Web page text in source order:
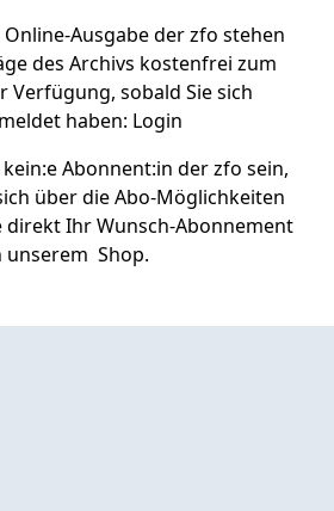
Ausgabe der zfo stehen
des Archivs kostenfrei zum
Verfügung, sobald Sie sich
haben: Login
Abonnent:in der zfo sein,
über dieAbo-Möglichkeiten
direkt Ihr Wunsch-Abonnement
unserem Shop.